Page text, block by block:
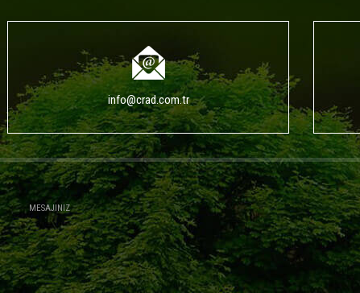
info@crad.com.tr